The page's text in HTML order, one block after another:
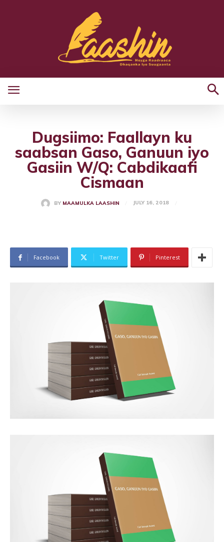
Dugsiimo: Faallayn ku
saabsan Gaso, Ganuun iyo
Gasiin W/Q: Cabdikaafi
Cismaan
BY MAAMULKA LAASHIN JULY 16, 2018
Facebook Twitter Pinterest